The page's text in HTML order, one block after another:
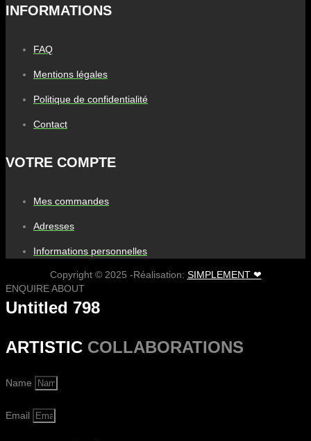
INFORMATIONS
FAQ
Mentions légales
Politique de confidentialité
Contact
VOTRE COMPTE
Mes commandes
Adresses
Informations personnelles
Copyright © 2025 -Réalisation: SIMPLEMENT ❤
ENQUIRE ABOUT
Untitled 798
ARTISTIC COLLABORATIONS
Name
Email